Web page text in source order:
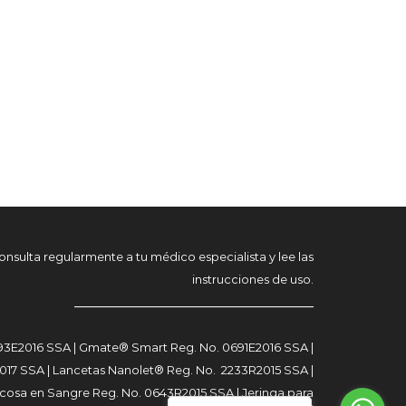
regularmente a tu médico especialista y lee las
instrucciones de uso.
SSA | Gmate® Smart Reg. No. 0691E2016 SSA |
SSA | Lancetas Nanolet® Reg. No. 2233R2015 SSA |
en Sangre Reg. No. 0643R2015 SSA | Jeringa para